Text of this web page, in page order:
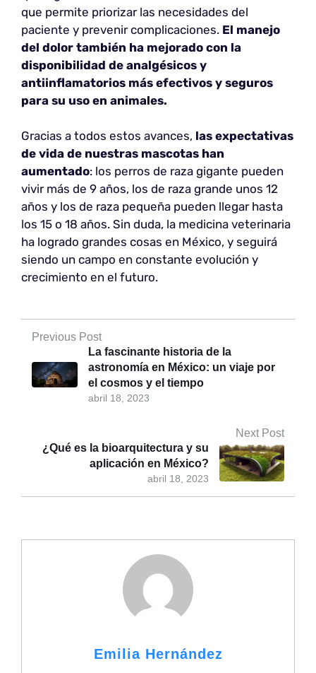
que permite priorizar las necesidades del
paciente y prevenir complicaciones. El manejo
del dolor también ha mejorado con la
disponibilidad de analgésicos y
antiinflamatorios más efectivos y seguros
para su uso en animales.
Gracias a todos estos avances, las expectativas
de vida de nuestras mascotas han
aumentado: los perros de raza gigante pueden
vivir más de 9 años, los de raza grande unos 12
años y los de raza pequeña pueden llegar hasta
los 15 o 18 años. Sin duda, la medicina veterinaria
ha logrado grandes cosas en México, y seguirá
siendo un campo en constante evolución y
crecimiento en el futuro.
Previous Post
abril 18, 2023
La fascinante historia de la
astronomía en México: un viaje por
el cosmos y el tiempo
Next Post
abril 18, 2023
¿Qué es la bioarquitectura y su
aplicación en México?
Emilia Hernández